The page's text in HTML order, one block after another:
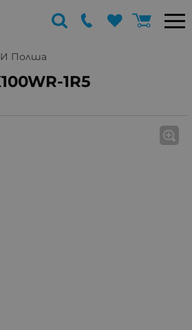
Полша
1R5